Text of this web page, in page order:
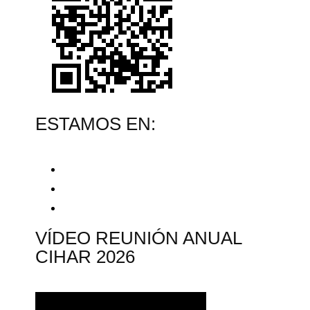
ESTAMOS EN:
VÍDEO REUNIÓN ANUAL
CIHAR 2026